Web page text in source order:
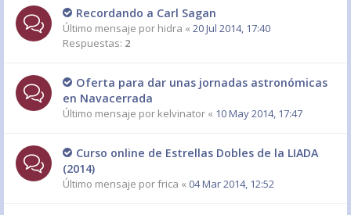
Recordando a Carl Sagan
Último mensaje por hidra « 20 Jul 2014, 17:40
Respuestas: 2
Oferta para dar unas jornadas astronómicas
en Navacerrada
Último mensaje por kelvinator « 10 May 2014, 17:47
Curso online de Estrellas Dobles de la LIADA
(2014)
Último mensaje porfrica « 04 Mar 2014, 12:52